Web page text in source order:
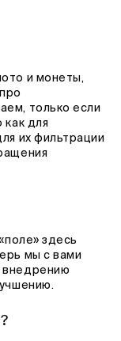
и монеты,
только если
как для
их фильтрации
здесь
мы с вами
внедрению